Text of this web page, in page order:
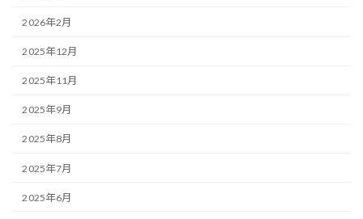
2026年2月
2025年12月
2025年11月
2025年9月
2025年8月
2025年7月
2025年6月